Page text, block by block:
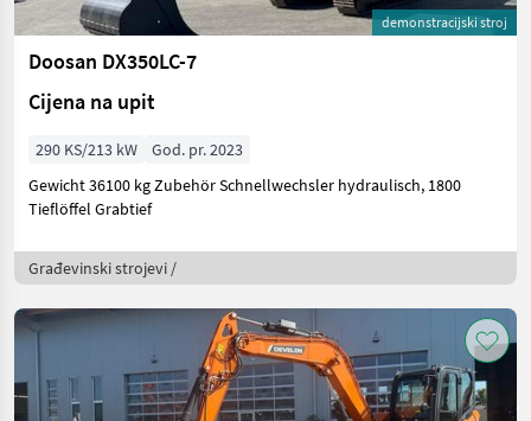
demonstracijski stroj
Doosan DX350LC-7
Cijena na upit
290 KS/213 kW
God. pr. 2023
Gewicht 36100 kg Zubehör Schnellwechsler hydraulisch, 1800
Tieflöffel Grabtief
Građevinski strojevi /